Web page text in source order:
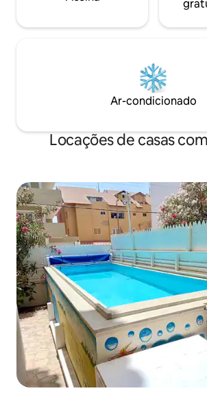
Ar-condicionado
Locações de casas